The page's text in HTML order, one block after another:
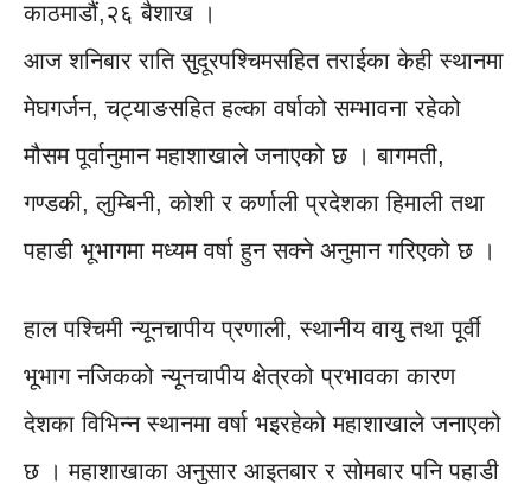
काठमाडौं,२६ बैशाख ।
आज शनिबार राति सुदूरपश्चिमसहित तराईका केही स्थानमा
मेघगर्जन, चट्याङसहित हल्का वर्षाको सम्भावना रहेको
मौसम पूर्वानुमान महाशाखाले जनाएको छ । बागमती,
गण्डकी, लुम्बिनी, कोशी र कर्णाली प्रदेशका हिमाली तथा
पहाडी भूभागमा मध्यम वर्षा हुन सक्ने अनुमान गरिएको छ ।
हाल पश्चिमी न्यूनचापीय प्रणाली, स्थानीय वायु तथा पूर्वी
भूभाग नजिकको न्यूनचापीय क्षेत्रको प्रभावका कारण
देशका विभिन्न स्थानमा वर्षा भइरहेको महाशाखाले जनाएको
छ । महाशाखाका अनुसार आइतबार र सोमबार पनि पहाडी